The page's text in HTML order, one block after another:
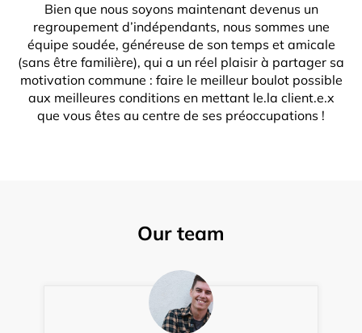
Bien que nous soyons maintenant devenus un
regroupement d’indépendants, nous sommes une
équipe soudée, généreuse de son temps et amicale
(sans être familière), qui a un réel plaisir à partager sa
motivation commune : faire le meilleur boulot possible
aux meilleures conditions en mettant le.la client.e.x
que vous êtes au centre de ses préoccupations !
Our team